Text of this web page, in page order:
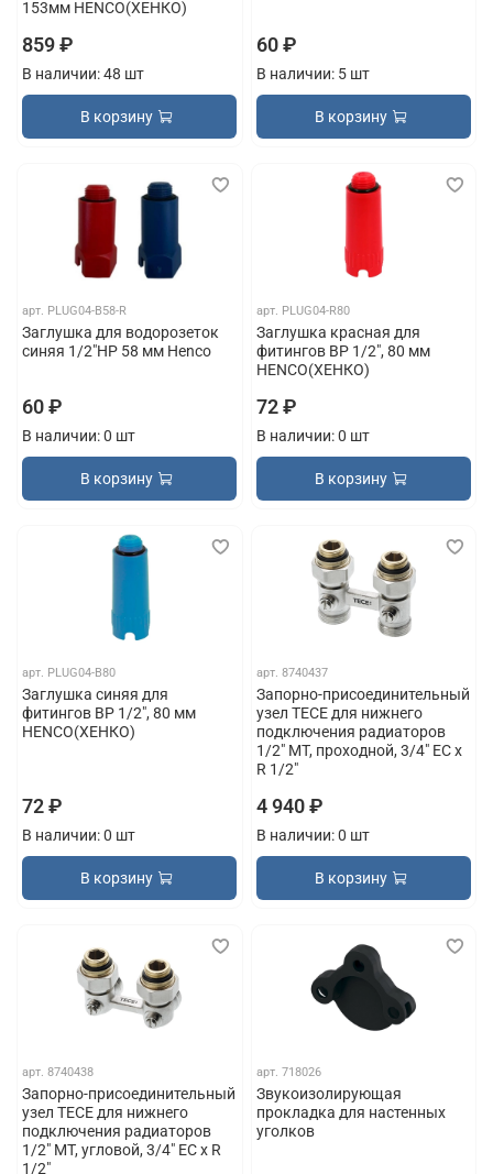
153мм HENCO(ХЕНКО)
859 ₽
В наличии: 48 шт
В корзину
60 ₽
В наличии: 5 шт
В корзину
арт. PLUG04-B58-R
Заглушка для водорозеток
синяя 1/2"НР 58 мм Henco
60 ₽
В наличии: 0 шт
В корзину
арт. PLUG04-R80
Заглушка красная для
фитингов ВР 1/2", 80 мм
HENCO(ХЕНКО)
72 ₽
В наличии: 0 шт
В корзину
арт. PLUG04-B80
Заглушка синяя для
фитингов ВР 1/2", 80 мм
HENCO(ХЕНКО)
72 ₽
В наличии: 0 шт
В корзину
арт. 8740437
Запорно-присоединительный
узел TECE для нижнего
подключения радиаторов
1/2" MT, проходной, 3/4" EC x
R 1/2"
4 940 ₽
В наличии: 0 шт
В корзину
арт.8740438
Запорно-присоединительный
узел TECE для нижнего
подключения радиаторов
1/2" MT, угловой, 3/4" EC x R
1/2"
арт. 718026
Звукоизолирующая
прокладка для настенных
уголков